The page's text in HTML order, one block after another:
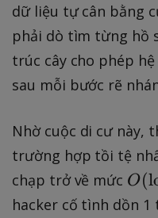
dữ liệu tự cân bằng
phải dò tìm từng hồ
trúc cây cho phép
sau mỗi bước rẽ
Nhờ cuộc di cư này,
trường hợp tồi tệ
chạp trở về mức O
(
O(
hacker cố tình dồn